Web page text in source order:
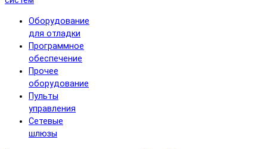
Оборудование
для отладки
Программное
обеспечение
Прочее
оборудование
Пульты
управления
Сетевые
шлюзы